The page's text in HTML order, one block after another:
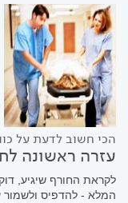
הכי חשוב לדעת על
עזרה ראשונה
לקראת החורף שיגיע,
המלא - להדפיס ולשמור